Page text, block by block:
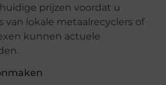
prijzen voordat u
van lokale metaalrecyclers of
kunnen actuele